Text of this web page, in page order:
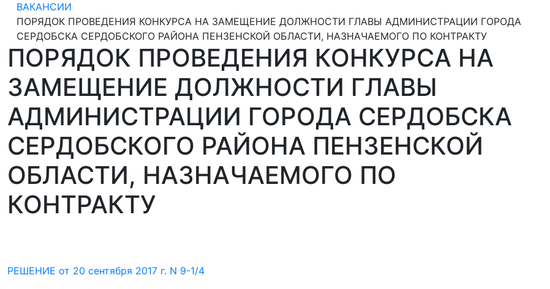
ВАКАНСИИ
ПОРЯДОК ПРОВЕДЕНИЯ КОНКУРСА НА ЗАМЕЩЕНИЕ ДОЛЖНОСТИ ГЛАВЫ АДМИНИСТРАЦИИ ГОРОДА
СЕРДОБСКА СЕРДОБСКОГО РАЙОНА ПЕНЗЕНСКОЙ ОБЛАСТИ, НАЗНАЧАЕМОГО ПО КОНТРАКТУ
ПОРЯДОК ПРОВЕДЕНИЯ КОНКУРСА НА
ЗАМЕЩЕНИЕ ДОЛЖНОСТИ ГЛАВЫ
АДМИНИСТРАЦИИ ГОРОДА СЕРДОБСКА
СЕРДОБСКОГО РАЙОНА ПЕНЗЕНСКОЙ
ОБЛАСТИ, НАЗНАЧАЕМОГО ПО
КОНТРАКТУ
РЕШЕНИЕ от 20 сентября 2017 г. N 9-1/4